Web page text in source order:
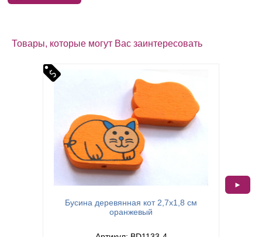
Товары, которые могут Вас заинтересовать
Бусина деревянная кот 2,7х1,8 см
оранжевый
►